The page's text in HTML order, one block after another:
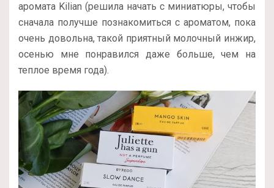
аромата Kilian (решила начать с миниатюры, чтобы
сначала получше познакомиться с ароматом, пока
очень довольна, такой приятный молочный инжир,
осенью мне понравился даже больше, чем на
теплое время года).